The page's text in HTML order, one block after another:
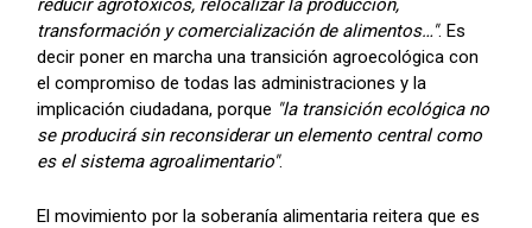
reducir agrotóxicos, relocalizar la producción,
transformación y comercialización de alimentos…". Es
decir poner en marcha una transición agroecológica con
el compromiso de todas las administraciones y la
implicación ciudadana, porque "la transición ecológica no
se producirá sin reconsiderar un elemento central como
es el sistema agroalimentario".
El movimiento por la soberanía alimentaria reitera que es